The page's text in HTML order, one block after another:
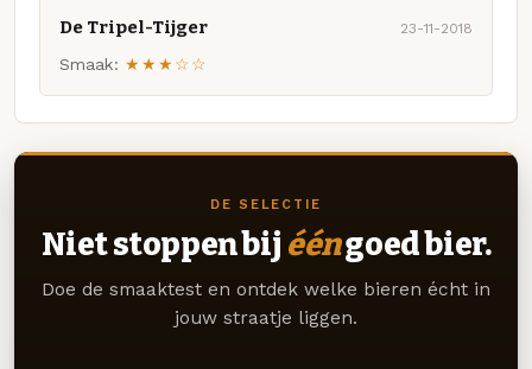
De Tripel-Tijger 23-11-2018
Smaak: ★★★☆☆
DE SELECTIE
Niet stoppen bij ééngoed bier.
Doe de smaaktest en ontdek welke bieren écht in
jouw straatje liggen.